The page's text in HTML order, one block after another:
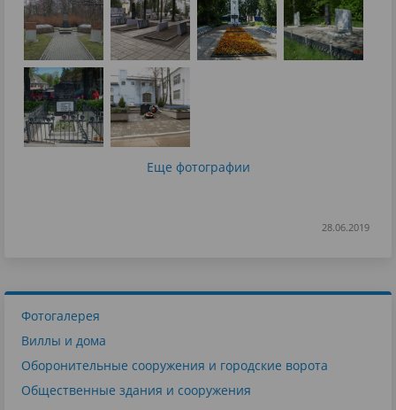
Еще фотографии
28.06.2019
Фотогалерея
Виллы и дома
Оборонительные сооружения и городские ворота
Общественные здания и сооружения